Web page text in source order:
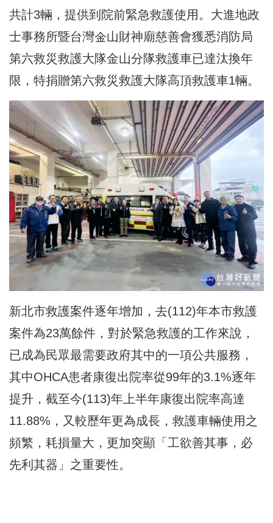
共計3輛，提供到院前緊急救護使用。大進地政
士事務所暨台灣金山財神廟慈善會獲悉消防局
第六救災救護大隊金山分隊救護車已達汰換年
限，特捐贈第六救災救護大隊高頂救護車1輛。
新北市救護案件逐年增加，去(112)年本市救護
案件為23萬餘件，對於緊急救護的工作來說，
已成為民眾最需要政府其中的一項公共服務，
其中OHCA患者康復出院率從99年的3.1%逐年
提升，截至今(113)年上半年康復出院率高達
11.88%，又較歷年更為成長，救護車輛使用之
頻繁，耗損量大，更加突顯「工欲善其事，必
先利其器」之重要性。